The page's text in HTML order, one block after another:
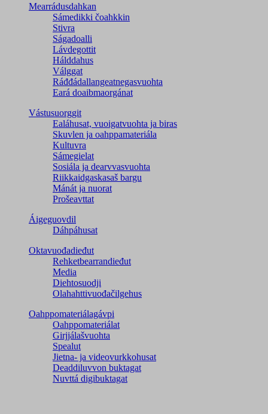
Mearrádusdahkan
Sámedikki čoahkkin
Stivra
Ságadoalli
Lávdegottit
Hálddahus
Válggat
Ráđđádallangeatnegas­vuohta
Eará doaibmaorgánat
Vástusuorggit
Ealáhusat, vuoigatvuohta ja biras
Skuvlen ja oahppamateriála
Kultuvra
Sámegielat
Sosiála ja dearvvasvuohta
Riikkaidgaskasaš bargu
Mánát ja nuorat
Prošeavttat
Áigeguovdil
Dáhpáhusat
Oktavuođadieđut
Rehketbearrandieđut
Media
Diehtosuodji
Olahahttivuođačilgehus
Oahppomateriálagávpi
Oahppomateriálat
Girjjálašvuohta
Spealut
Jietna- ja videovurkkohusat
Deaddiluvvon buktagat
Nuvttá digibuktagat